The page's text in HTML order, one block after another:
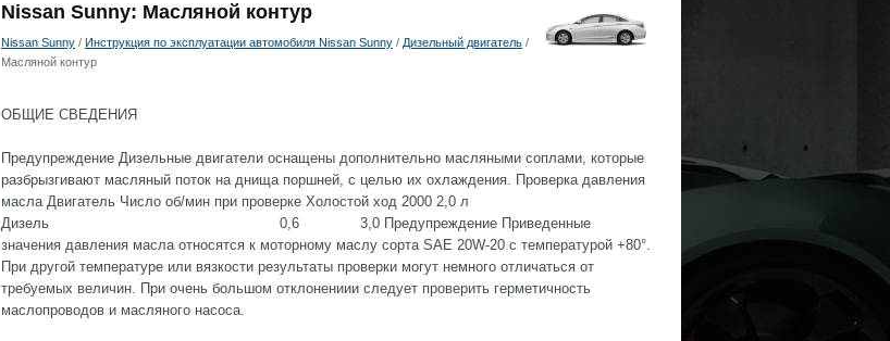
Nissan Sunny: Масляной контур
Nissan Sunny / Инструкция по эксплуатации автомобиля Nissan Sunny / Дизельный двигатель /
Масляной контур
ОБЩИЕ СВЕДЕНИЯ
Предупреждение Дизельные двигатели оснащены дополнительно масляными соплами, которые
разбрызгивают масляный поток на днища поршней, с целью их охлаждения. Проверка давления
масла Двигатель Число об/мин при проверке Холостой ход 2000 2,0 л
Дизель 0,6 3,0 Предупреждение Приведенные
значения давления масла относятся к моторному маслу сорта SAE 20W-20 с температурой +80°.
При другой температуре или вязкости результаты проверки могут немного отличаться от
требуемых величин. При очень большом отклонениии следует проверить герметичность
маслопроводов и масляного насоса.